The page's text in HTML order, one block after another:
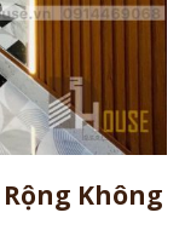
Không